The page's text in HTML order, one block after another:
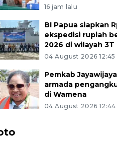
16 jam lalu
BI Papua siapkan
ekspedisi rupiah
2026 di wilayah 3T
04 August 2026 12:45
Pemkab
armada
di Wamena
04 August 2026 12:44